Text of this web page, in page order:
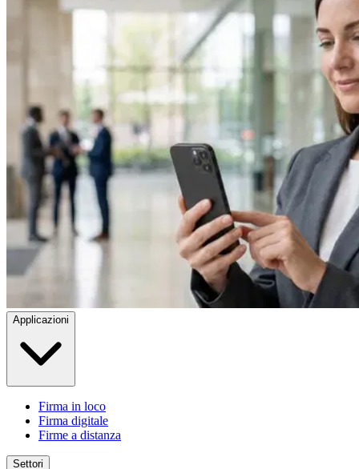
Applicazioni
Firma in loco
Firma digitale
Firme a distanza
Settori